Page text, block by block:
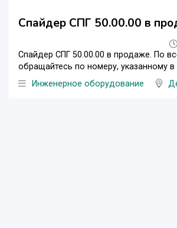
Спайдер СПГ 50.00.00 в
Спайдер СПГ 50.00.00 в продаже. По
обращайтесь по номеру, указанному
Инженерное оборудование